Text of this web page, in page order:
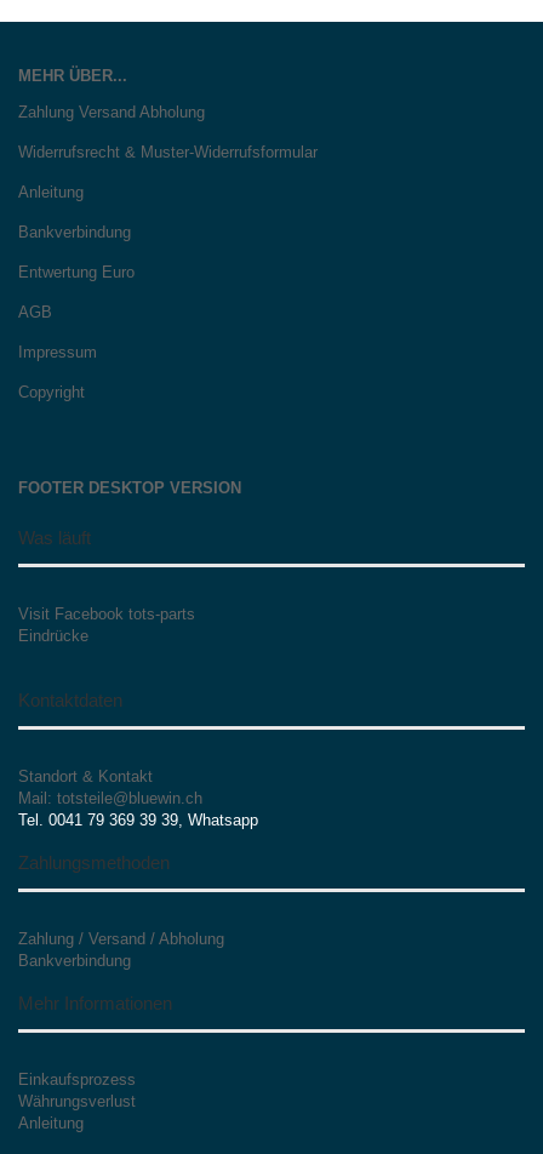
MEHR ÜBER...
Zahlung Versand Abholung
Widerrufsrecht & Muster-Widerrufsformular
Anleitung
Bankverbindung
Entwertung Euro
AGB
Impressum
Copyright
FOOTER DESKTOP VERSION
Was läuft
Visit Facebook tots-parts
Eindrücke
Kontaktdaten
Standort & Kontakt
Mail: totsteile@bluewin.ch
Tel. 0041 79 369 39 39, Whatsapp
Zahlungsmethoden
Zahlung / Versand / Abholung
Bankverbindung
Mehr Informationen
Einkaufsprozess
Währungsverlust
Anleitung